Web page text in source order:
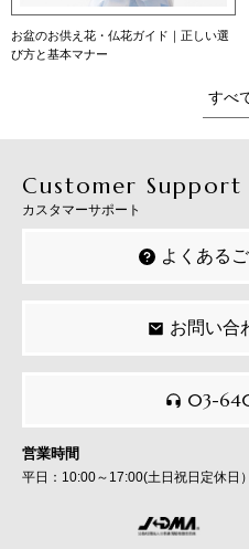
お盆のお供え花・仏花ガイド｜正しい選
び方と基本マナー
すべ
Customer Support
カスタマーサポート
よくある
お問い合
03-
営業時間
平日：10:00～17:00(土日祝日定休日）